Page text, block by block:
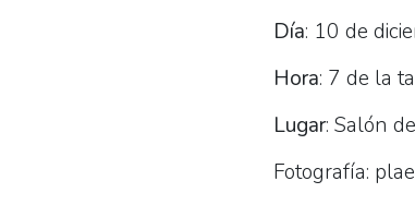
Día: 10 de
Hora: 7 de la
Lugar: Salón
Fotografía: